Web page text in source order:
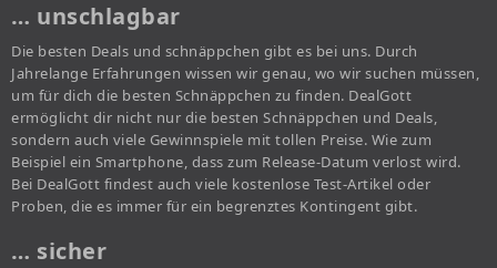
… unschlagbar
Die besten Deals und schnäppchen gibt es bei uns. Durch
Jahrelange Erfahrungen wissen wir genau, wo wir suchen müssen,
um für dich die besten Schnäppchen zu finden. DealGott
ermöglicht dir nicht nur die besten Schnäppchen und Deals,
sondern auch viele Gewinnspiele mit tollen Preise. Wie zum
Beispiel ein Smartphone, dass zum Release-Datum verlost wird.
Bei DealGott findest auch viele kostenlose Test-Artikel oder
Proben, die es immer für ein begrenztes Kontingent gibt.
… sicher